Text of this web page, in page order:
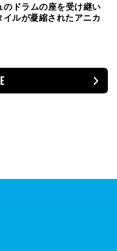
のドラムの座を受け継い
ルが凝縮されたアニカ